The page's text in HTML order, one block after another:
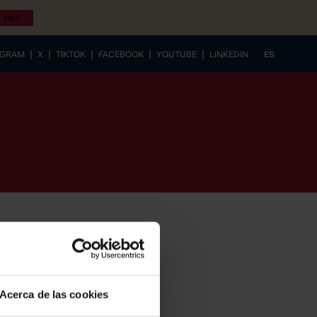
Acerca de las cookies
aquí!
| X | TIKTOK | FACEBOOK | YOUTUBE | LINKEDIN
ES